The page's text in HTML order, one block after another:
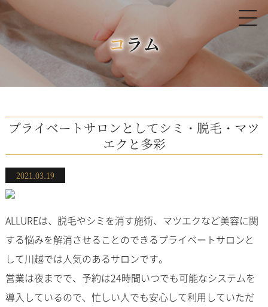
コラム
プライベートサロンとしてシミ・脱毛・マツ
エクと多彩
2021.03.19
ALLUREは、脱毛やシミを消す施術、マツエクなど美容に関
する悩みを解消させることのできるプライベートサロンと
して川越では人気のあるサロンです。
営業は夜までで、予約は24時間いつでも可能なシステムを
導入しているので、忙しい人でも安心して利用していただ